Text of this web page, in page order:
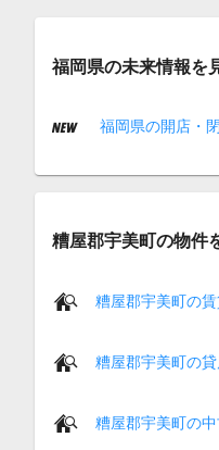
福岡県の未来情報を
福岡県の開店・
糟屋郡宇美町の物件
糟屋郡宇美町の
糟屋郡宇美町の
糟屋郡宇美町の